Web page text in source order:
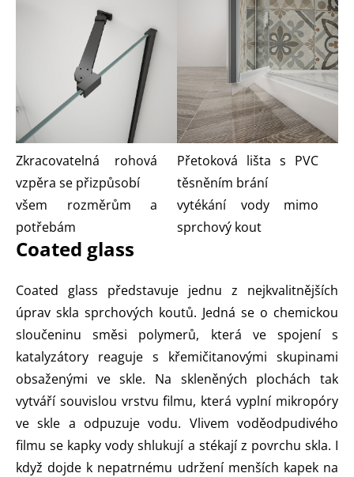
Zkracovatelná rohová
vzpěra se přizpůsobí
všem rozměrům a
potřebám
Přetoková lišta s PVC
těsněním brání
vytékání vody mimo
sprchový kout
Coated glass
Coated glass představuje jednu z nejkvalitnějších
úprav skla sprchových koutů. Jedná se o chemickou
sloučeninu směsi polymerů, která ve spojení s
katalyzátory reaguje s křemičitanovými skupinami
obsaženými ve skle. Na skleněných plochách tak
vytváří souvislou vrstvu filmu, která vyplní mikropóry
ve skle a odpuzuje vodu. Vlivem voděodpudivého
filmu se kapky vody shlukují a stékají z povrchu skla. I
když dojde k nepatrnému udržení menších kapek na